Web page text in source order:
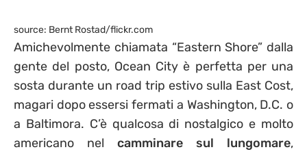
source: Bernt Rostad/flickr.com
Amichevolmente chiamata “Eastern Shore” dalla
gente del posto, Ocean City è perfetta per una
sosta durante un road trip estivo sulla East Cost,
magari dopo essersi fermati a Washington, D.C. o
a Baltimora. C’è qualcosa di nostalgico e molto
americano nel camminare sul lungomare,